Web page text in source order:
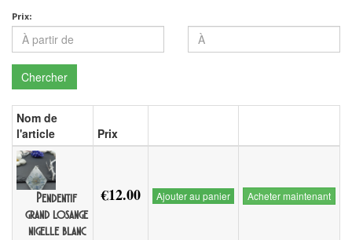
Prix:
Chercher
Nom de
l'article
Prix
Pendentif
grand losange
nigelle blanc
€12.00 Ajouter au panier Acheter maintenant